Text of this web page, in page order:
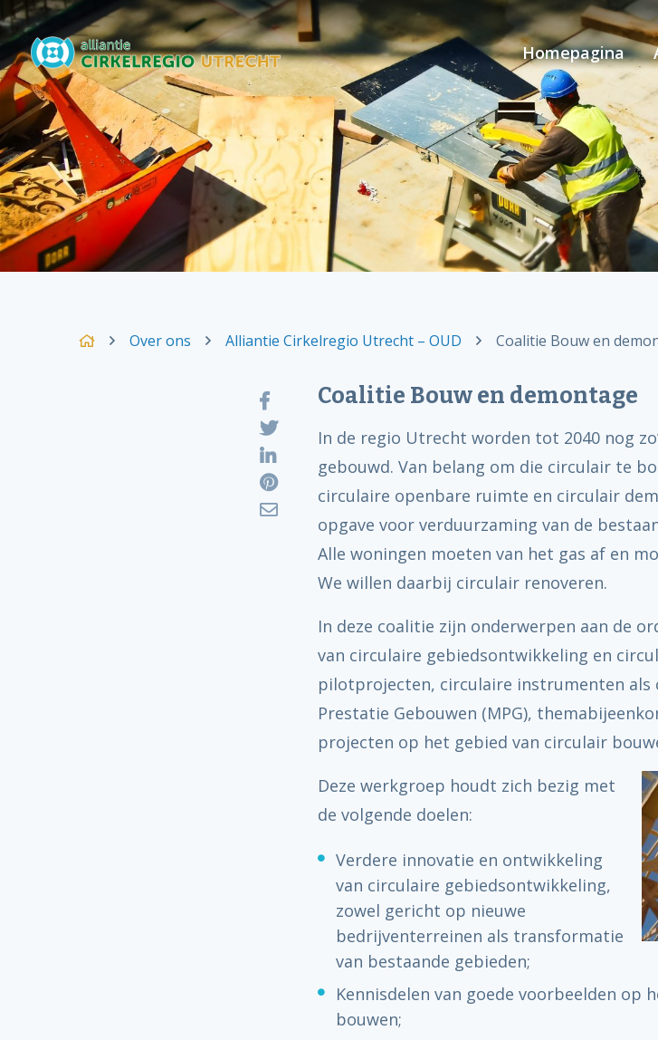
Homepagina
Over ons Alliantie Cirkelregio Utrecht – OUD Coalitie Bouw en
Coalitie Bouw en demontage
In de regio Utrecht worden tot 2040 nog
gebouwd. Van belang om die circulair te
circulaire openbare ruimte en circulair
opgave voor verduurzaming van de
Alle woningen moeten van het gas af en
We willen daarbij circulair renoveren.
In deze coalitie zijn onderwerpen aan de
van circulaire gebiedsontwikkeling en
pilotprojecten, circulaire instrumenten als
Prestatie Gebouwen (MPG),
projecten op het gebied van circulair
Deze werkgroep houdt zich bezig met
de volgende doelen:
Verdere innovatie en ontwikkeling
van circulaire gebiedsontwikkeling,
zowel gericht op nieuwe
bedrijventerreinen als transformatie
van bestaande gebieden;
Kennisdelen van goede voorbeelden op
bouwen;